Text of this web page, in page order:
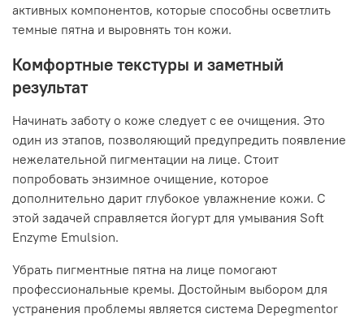
активных компонентов, которые способны осветлить
темные пятна и выровнять тон кожи.
Комфортные текстуры и заметный
результат
Начинать заботу о коже следует с ее очищения. Это
один из этапов, позволяющий предупредить появление
нежелательной пигментации на лице. Стоит
попробовать энзимное очищение, которое
дополнительно дарит глубокое увлажнение кожи. С
этой задачей справляется йогурт для умывания Soft
Enzyme Emulsion.
Убрать пигментные пятна на лице помогают
профессиональные кремы. Достойным выбором для
устранения проблемы является система Depegmentor